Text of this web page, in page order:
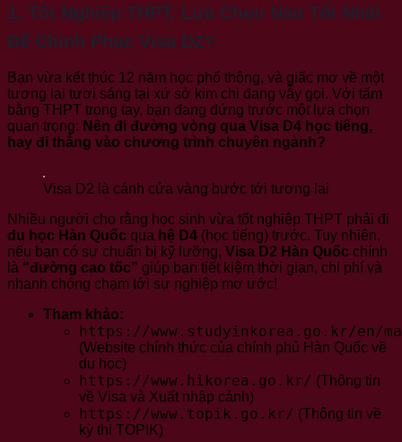
1. Tốt Nghiệp THPT, Lựa Chọn Nào Tốt Nhất
Để Chinh Phục Visa D2?
Bạn vừa kết thúc 12 năm học phổ thông, và giấc mơ về một
tương lai tươi sáng tại xứ sở kim chi đang vẫy gọi. Với tấm
bằng THPT trong tay, bạn đang đứng trước một lựa chọn
quan trọng: Nên đi đường vòng qua Visa D4 học tiếng,
hay đi thẳng vào chương trình chuyên ngành?
Visa D2 là cánh cửa vàng bước tới tương lai
Nhiều người cho rằng học sinh vừa tốt nghiệp THPT phải đi
du học Hàn Quốc qua hệ D4 (học tiếng) trước. Tuy nhiên,
nếu bạn có sự chuẩn bị kỹ lưỡng, Visa D2 Hàn Quốc chính
là “đường cao tốc” giúp bạn tiết kiệm thời gian, chi phí và
nhanh chóng chạm tới sự nghiệp mơ ước!
Tham khảo:
https://www.studyinkorea.go.kr/en/
(Website chính thức của chính phủ Hàn Quốc về
du học)
https://www.hikorea.go.kr/ (Thông tin
về Visa và Xuất nhập cảnh)
https://www.topik.go.kr/ (Thông tin về
kỳ thi TOPIK)